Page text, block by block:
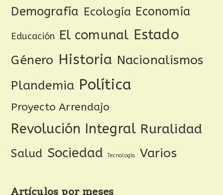
Demografía Ecología Economía
Educación El comunal Estado
Género Historia Nacionalismos
Plandemia Política
Proyecto Arrendajo
Revolución Integral Ruralidad
Salud Sociedad Tecnología Varios
Artículos por meses